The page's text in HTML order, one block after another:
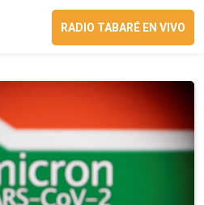
RADIO TABARÉ EN VIVO